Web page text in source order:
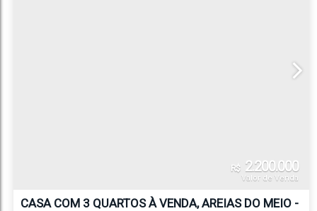
R$ 2.200.000
Valor de Venda
CASA COM 3 QUARTOS À VENDA, AREIAS DO MEIO -